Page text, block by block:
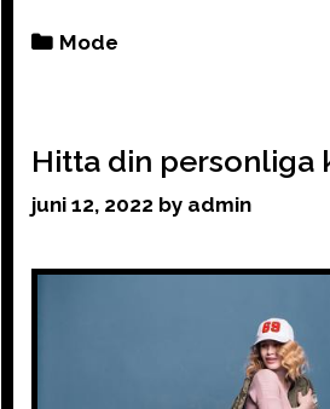
Categories
Mode
Hitta din personliga
juni 12, 2022 by admin